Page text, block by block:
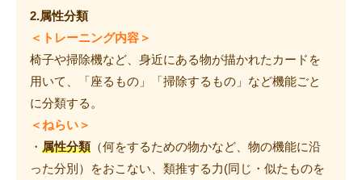
2.属性分類
＜トレーニング内容＞
椅子や掃除機など、身近にある物が描かれたカードを
用いて、「座るもの」「掃除するもの」など機能ごと
に分類する。
＜ねらい＞
・ 属性分類（何をするための物かなど、物の機能に沿
った分別）をおこない、類推する力(同じ・似たものを